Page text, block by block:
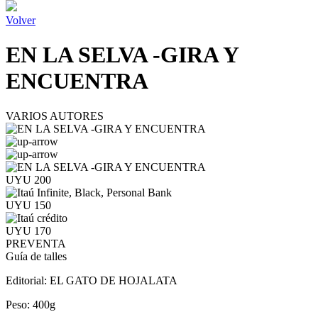
Volver
EN LA SELVA -GIRA Y
ENCUENTRA
VARIOS AUTORES
UYU 200
UYU 150
UYU 170
PREVENTA
Guía de talles
Editorial: EL GATO DE HOJALATA
Peso: 400g